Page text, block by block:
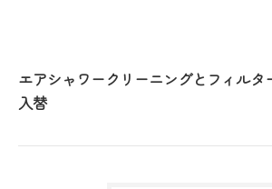
エアシャワークリーニングとフィルタ
入替